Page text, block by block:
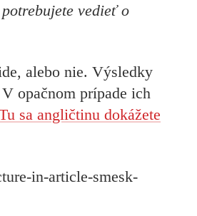
vedieť o
alebo nie. Výsledky
opačnom prípade ich
sa angličtinu dokážete